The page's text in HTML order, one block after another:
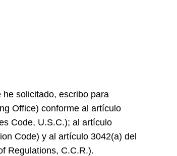
solicitado, escribo para
Office) conforme al artículo
Code, U.S.C.); al artículo
Code) y al artículo 3042(a) del
Regulations, C.C.R.).